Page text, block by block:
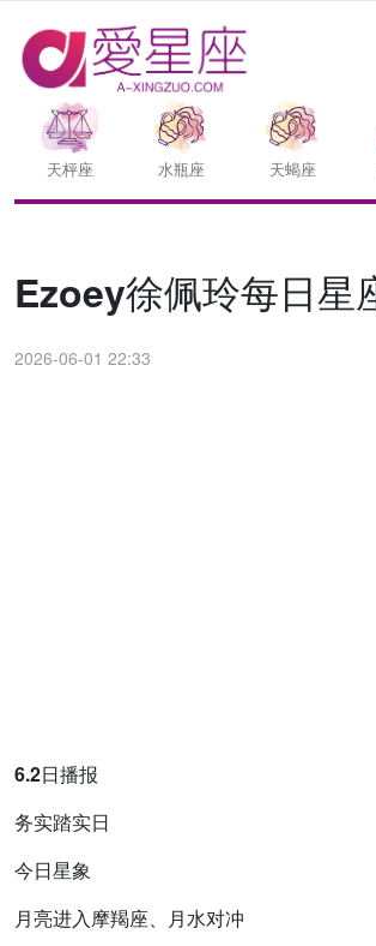
天枰座 水瓶座 天蝎座
Ezoey徐佩玲每日星
2026-06-01 22:33
6.2日播报
务实踏实日
今日星象
月亮进入摩羯座、月水对冲